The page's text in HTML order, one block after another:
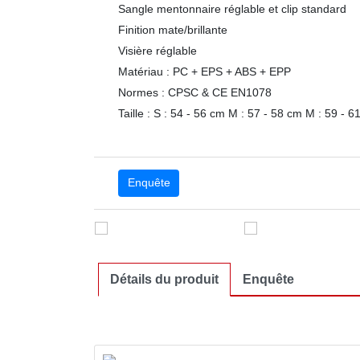
Sangle mentonnaire réglable et clip standard
Finition mate/brillante
Visière réglable
Matériau : PC + EPS + ABS + EPP
Normes : CPSC & CE EN1078
Taille : S : 54 - 56 cm M : 57 - 58 cm M : 59 -
Enquête
Détails du produit Enquête